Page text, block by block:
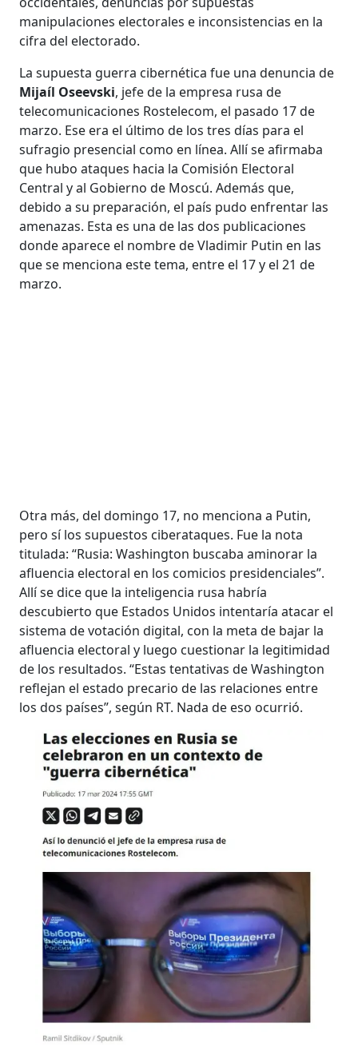
manipulaciones electorales e inconsistencias en la
cifra del electorado.
La supuesta guerra cibernética fue una denuncia de
Mijaíl Oseevski, jefe de la empresa rusa de
telecomunicaciones Rostelecom, el pasado 17 de
marzo. Ese era el último de los tres días para el
sufragio presencial como en línea. Allí se afirmaba
que hubo ataques hacia la Comisión Electoral
Central y al Gobierno de Moscú. Además que,
debido a su preparación, el país pudo enfrentar las
amenazas. Esta es una de las dos publicaciones
donde aparece el nombre de Vladimir Putin en las
que se menciona este tema, entre el 17 y el 21 de
marzo.
Otra más, del domingo 17, no menciona a Putin,
pero sí los supuestos ciberataques. Fue la nota
titulada: “Rusia: Washington buscaba aminorar la
afluencia electoral en los comicios presidenciales”.
Allí se dice que la inteligencia rusa habría
descubierto que Estados Unidos intentaría atacar el
sistema de votación digital, con la meta de bajar la
afluencia electoral y luego cuestionar la legitimidad
de los resultados. “Estas tentativas de Washington
reflejan el estado precario de las relaciones entre
los dos países”, según RT. Nada de eso ocurrió.